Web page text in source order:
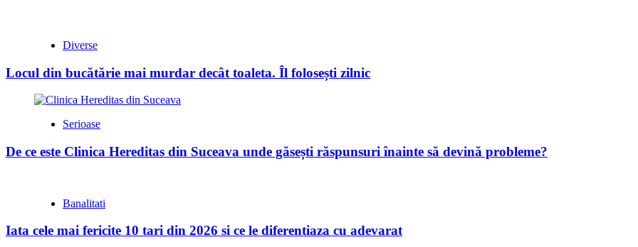
Diverse
Locul din bucătărie mai murdar decât toaleta. Îl folosești zilnic
Serioase
De ce este Clinica Hereditas din Suceava unde găsești răspunsuri înainte să devină probleme?
Banalitati
Iata cele mai fericite 10 tari din 2026 si ce le diferentiaza cu adevarat